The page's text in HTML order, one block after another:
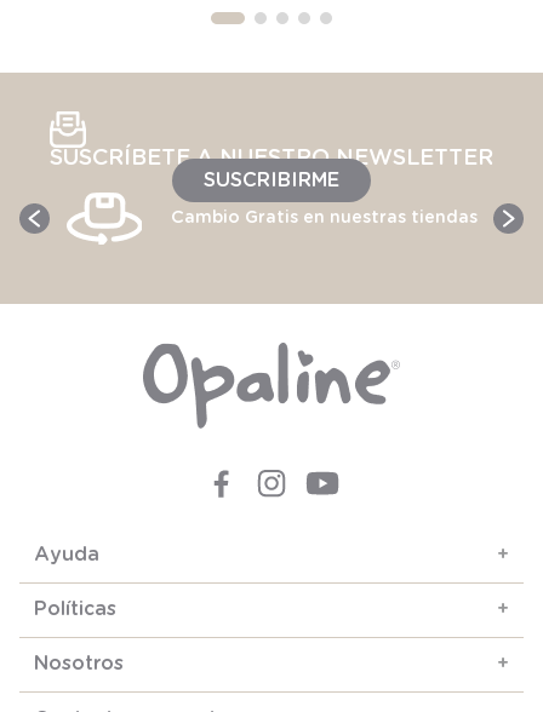
SUSCRÍBETE A NUESTRO NEWSLETTER
SUSCRIBIRME
Cambio Gratis en nuestras tiendas
Ayuda +
Políticas +
Nosotros +